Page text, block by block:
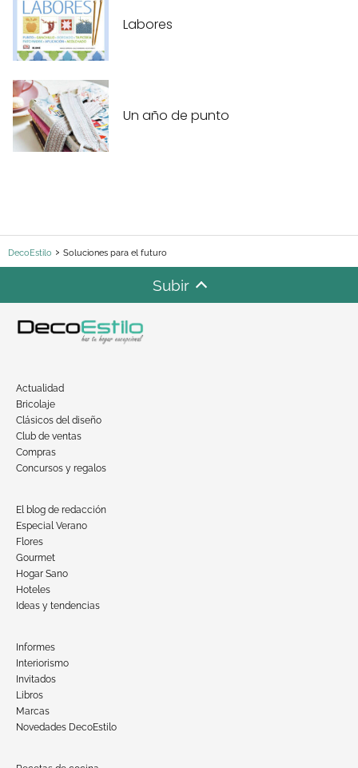
Labores
Un año de punto
DecoEstilo Soluciones para el futuro
Subir
Actualidad
Bricolaje
Clásicos del diseño
Club de ventas
Compras
Concursos y regalos
El blog de redacción
Especial Verano
Flores
Gourmet
Hogar Sano
Hoteles
Ideas y tendencias
Informes
Interiorismo
Invitados
Libros
Marcas
Novedades DecoEstilo